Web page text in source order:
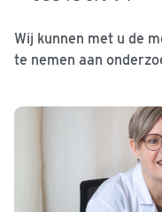
Wij kunnen met u de
te nemen aan